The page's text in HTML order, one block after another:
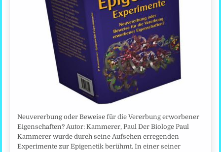
Neuvererbung oder Beweise für die Vererbung erworbener
Eigenschaften? Autor: Kammerer, Paul Der Biologe Paul
Kammerer wurde durch seine Aufsehen erregenden
Experimente zur Epigenetik berühmt. In einer seiner